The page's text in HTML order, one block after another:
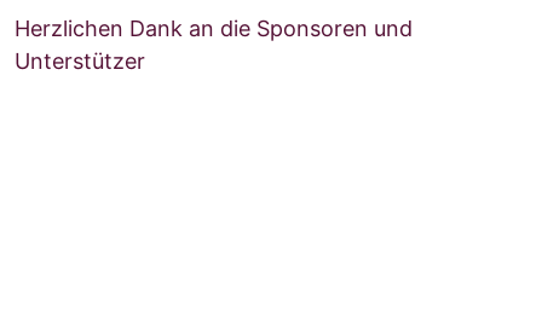
Herzlichen Dank an die Sponsoren und
Unterstützer